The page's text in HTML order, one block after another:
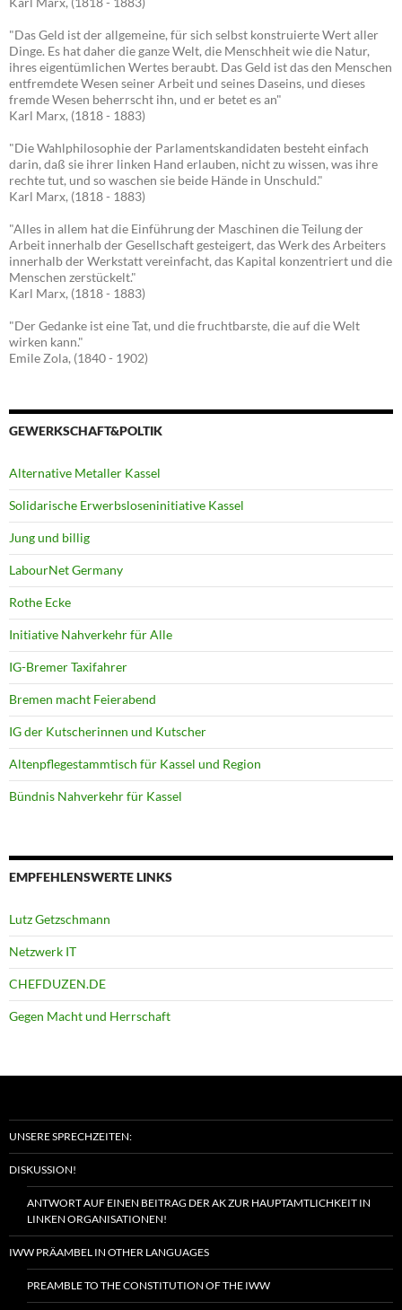
"Das Geld ist der allgemeine, für sich selbst konstruierte Wert aller
Dinge. Es hat daher die ganze Welt, die Menschheit wie die Natur,
ihres eigentümlichen Wertes beraubt. Das Geld ist das den Menschen
entfremdete Wesen seiner Arbeit und seines Daseins, und dieses
fremde Wesen beherrscht ihn, und er betet es an"
Karl Marx, (1818 - 1883)
"Die Wahlphilosophie der Parlamentskandidaten besteht einfach
darin, daß sie ihrer linken Hand erlauben, nicht zu wissen, was ihre
rechte tut, und so waschen sie beide Hände in Unschuld."
Karl Marx, (1818 - 1883)
"Alles in allem hat die Einführung der Maschinen die Teilung der
Arbeit innerhalb der Gesellschaft gesteigert, das Werk des Arbeiters
innerhalb der Werkstatt vereinfacht, das Kapital konzentriert und die
Menschen zerstückelt."
Karl Marx, (1818 - 1883)
"Der Gedanke ist eine Tat, und die fruchtbarste, die auf die Welt
wirken kann."
Emile Zola, (1840 - 1902)
GEWERKSCHAFT&POLTIK
Alternative Metaller Kassel
Solidarische Erwerbsloseninitiative Kassel
Jung und billig
LabourNet Germany
Rothe Ecke
Initiative Nahverkehr für Alle
IG-Bremer Taxifahrer
Bremen macht Feierabend
IG der Kutscherinnen und Kutscher
Altenpflegestammtisch für Kassel und Region
Bündnis Nahverkehr für Kassel
EMPFEHLENSWERTE LINKS
Lutz Getzschmann
Netzwerk IT
CHEFDUZEN.DE
Gegen Macht und Herrschaft
UNSERE SPRECHZEITEN:
DISKUSSION!
ANTWORT AUF EINEN BEITRAG DER AK ZUR HAUPTAMTLICHKEIT IN
LINKEN ORGANISATIONEN!
IWW PRÄAMBEL IN OTHER LANGUAGES
PREAMBLE TO THE CONSTITUTION OF THE IWW